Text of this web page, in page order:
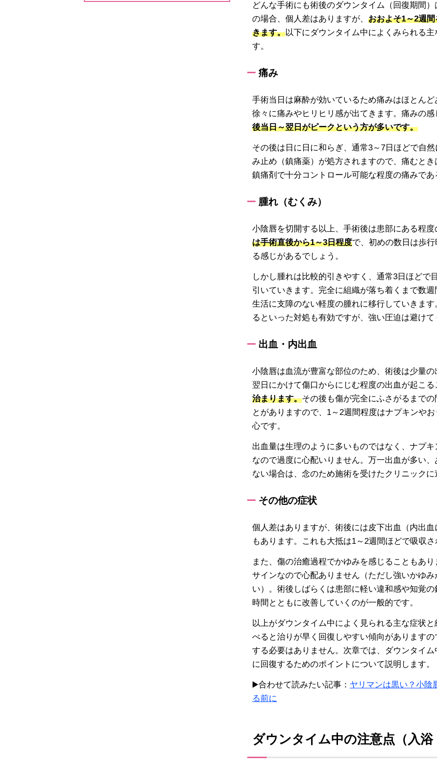
どんな手術にも術後のダウンタイム（回復期間
の場合、個人差はありますが、 おおよそ1～2週
きます。以下にダウンタイム中によくみられる
す。
痛み
手術当日は麻酔が効いているため痛みはほとん
徐々に痛みやヒリヒリ感が出てきます。痛みの
後当日～翌日がピークという方が多いです。
その後は日に日に和らぎ、通常3～7日ほどで自
み止め（鎮痛薬）が処方されますので、痛むと
鎮痛剤で十分コントロール可能な程度の痛みで
腫れ（むくみ）
小陰唇を切開する以上、手術後は患部にある程
は手術直後から1～3日程度で、初めの数日は歩
る感じがあるでしょう。
しかし腫れは比較的引きやすく、通常3日ほどで
引いていきます。完全に組織が落ち着くまで数
生活に支障のない軽度の腫れに移行していきま
るといった対処も有効ですが、強い圧迫は避け
出血・内出血
小陰唇は血流が豊富な部位のため、術後は少量
翌日にかけて傷口からにじむ程度の出血が起こ
治まります。その後も傷が完全にふさがるまで
とがありますので、1～2週間程度はナプキンや
心です。
出血量は生理のように多いものではなく、ナプ
なので過度に心配いりません。万一出血が多い
ない場合は、念のため施術を受けたクリニック
その他の症状
個人差はありますが、術後には皮下出血（内出
もあります。これも大抵は1～2週間ほどで吸収
また、傷の治癒過程でかゆみを感じることもあ
サインなので心配ありません（ただし強いかゆ
い）。術後しばらくは患部に軽い違和感や知覚
時間とともに改善していくのが一般的です。
以上がダウンタイム中によく見られる主な症状
べると治りが早く回復しやすい傾向があります
する必要はありません。次章では、ダウンタイ
に回復するためのポイントについて説明します。
▶️合わせて読みたい記事： ヤリマンは黒い？小陰
る前に
ダウンタイム中の注意点（入